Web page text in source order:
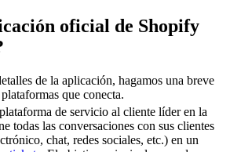
oficial de Shopify
de la aplicación, hagamos una breve
que conecta.
de servicio al cliente líder en la
todas las conversaciones con sus clientes
chat, redes sociales, etc.) en un